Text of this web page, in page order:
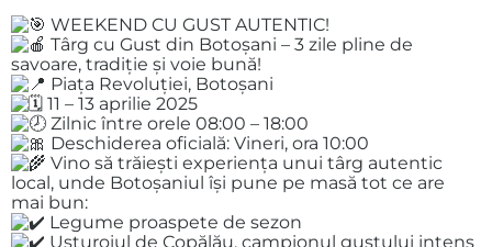
WEEKEND CU GUST AUTENTIC!
Târg cu Gust din Botoșani – 3 zile pline de
savoare, tradiție și voie bună!
Piața Revoluției, Botoșani
11 – 13 aprilie 2025
Zilnic între orele 08:00 – 18:00
Deschiderea oficială: Vineri, ora 10:00
Vino să trăiești experiența unui târg autentic
local, unde Botoșaniul își pune pe masă tot ce are
mai bun:
Legume proaspete de sezon
Usturoiul de Copălău, campionul gustului intens